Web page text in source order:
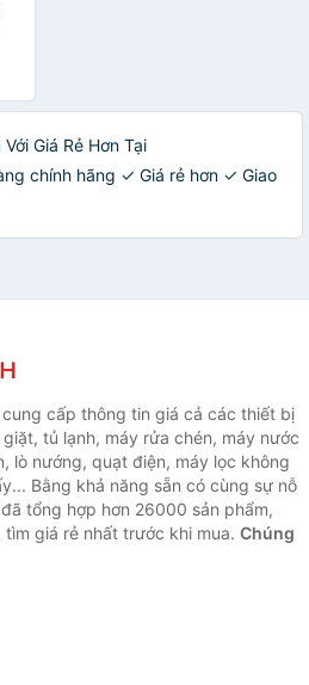
Giá Rẻ Hơn Tại
chính hãng ✓ Giá rẻ hơn ✓ Giao
cấp thông tin giá cả các thiết bị
tủ lạnh, máy rửa chén, máy nước
lò nướng, quạt điện, máy lọc không
Bằng khả năng sẵn có cùng sự nỗ
tổng hợp hơn 26000 sản phẩm,
giá rẻ nhất trước khi mua. Chúng